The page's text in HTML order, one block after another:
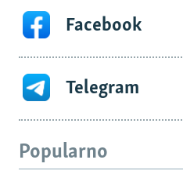
Facebook
Telegram
Popularno